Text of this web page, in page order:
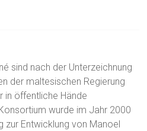
sind nach der Unterzeichnung
der maltesischen Regierung
in öffentliche Hände
wurde im Jahr 2000
zur Entwicklung von Manoel